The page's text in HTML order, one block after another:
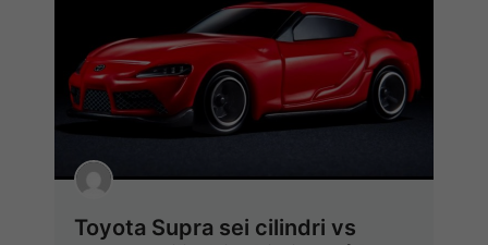
Toyota Supra sei cilindri vs